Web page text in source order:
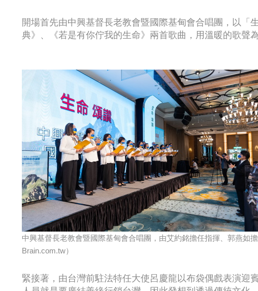
開場首先由中興基督長老教會暨國際基甸會合唱團，以「
典》、《若是有你佇我的生命》兩首歌曲，用溫暖的歌聲
中興基督長老教會暨國際基甸會合唱團，由艾約銘擔任指揮、郭燕如
Brain.com.tw）
緊接著，由台灣前駐法特任大使呂慶龍以布袋偶戲表演迎